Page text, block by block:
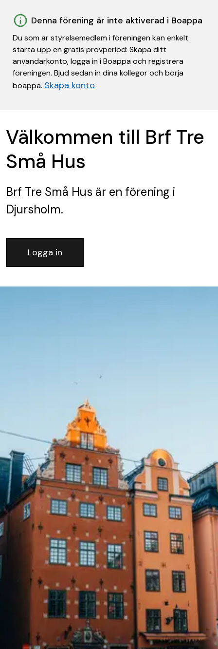
Denna förening är inte aktiverad i Boappa
Du som är styrelsemedlem i föreningen kan enkelt
starta upp en gratis provperiod: Skapa ditt
användarkonto, logga in i Boappa och registrera
föreningen. Bjud sedan in dina kollegor och börja
boappa. Skapa konto
Välkommen till Brf Tre
Små Hus
Brf Tre Små Hus är en förening i
Djursholm.
Logga in